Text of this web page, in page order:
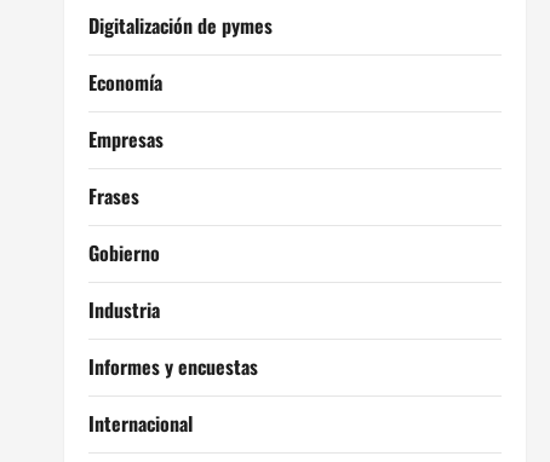
Digitalización de pymes
Economía
Empresas
Frases
Gobierno
Industria
Informes y encuestas
Internacional